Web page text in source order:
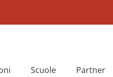
Scuole Partner